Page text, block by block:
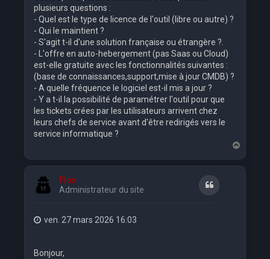
plusieurs questions :
- Quel est le type de licence de l'outil (libre ou autre) ?
- Qui le maintient ?
- S'agit t-il d'une solution française ou étrangère ?.
- L'offre en auto-hebergement (pas Saas ou Cloud)
est-elle gratuite avec les fonctionnalités suivantes :
(base de connaissances,support,mise à jour CMDB) ?
- A quelle fréquence le logiciel est-il mis a jour ?
- Y a t-il la possibilité de paramétrer l'outil pour que
les tickets crées par les utilisateurs arrivent chez
leurs chefs de service avant d'être redirigés vers le
service informatique ?
a
Flox
Administrateur du site
Citation
ven. 27 mars 2026 16:03
Bonjour,